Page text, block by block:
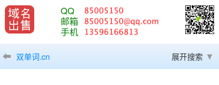
QQ
邮箱
手机
双单词.cn 展开搜索